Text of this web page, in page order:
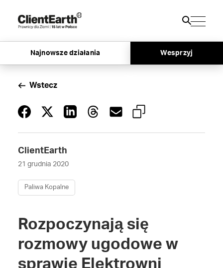
Najnowsze działania Wesprzyj
ClientEarth
21 grudnia 2020
Paliwa Kopalne
Wstecz
Rozpoczynają się
rozmowy ugodowe w
sprawie Elektrowni